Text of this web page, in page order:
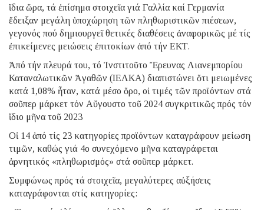
ἴδια ὥρα, τά ἐπίσημα στοιχεῖα γιά Γαλλία καί Γερμανία
ἔδειξαν μεγάλη ὑποχώρηση τῶν πληθωριστικῶν πιέσεων,
γεγονός πού δημιουργεῖ θετικές διαθέσεις ἀναφορικῶς μέ τίς
ἐπικείμενες μειώσεις ἐπιτοκίων ἀπό τήν ΕΚΤ.
Ἀπό τήν πλευρά του, τό Ἰνστιτοῦτο Ἔρευνας Λιανεμπορίου
Καταναλωτικῶν Ἀγαθῶν (ΙΕΛΚΑ) διαπιστώνει ὅτι μειωμένες
κατά 1,08% ἦταν, κατά μέσο ὅρο, οἱ τιμές τῶν προϊόντων στά
σοῦπερ μάρκετ τόν Αὔγουστο τοῦ 2024 συγκριτικῶς πρός τόν
ἴδιο μῆνα τοῦ 2023
Οἱ 14 ἀπό τίς 23 κατηγορίες προϊόντων καταγράφουν μείωση
τιμῶν, καθώς γιά 4ο συνεχόμενο μῆνα καταγράφεται
ἀρνητικός «πληθωρισμός» στά σοῦπερ μάρκετ.
Συμφώνως πρός τά στοιχεῖα, μεγαλύτερες αὐξήσεις
καταγράφονται στίς κατηγορίες: